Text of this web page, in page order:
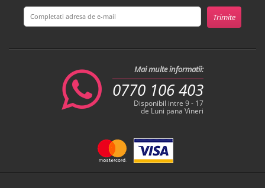
Mai multe informatii:
0770 106 403
Disponibil intre 9 - 17
de Luni pana Vineri